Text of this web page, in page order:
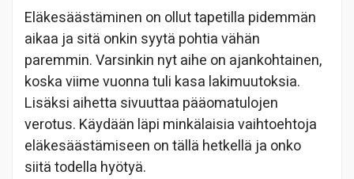
Eläkesäästäminen on ollut tapetilla pidemmän
aikaa ja sitä onkin syytä pohtia vähän
paremmin. Varsinkin nyt aihe on ajankohtainen,
koska viime vuonna tuli kasa lakimuutoksia.
Lisäksi aihetta sivuuttaa pääomatulojen
verotus. Käydään läpi minkälaisia vaihtoehtoja
eläkesäästämiseen on tällä hetkellä ja onko
siitä todella hyötyä.